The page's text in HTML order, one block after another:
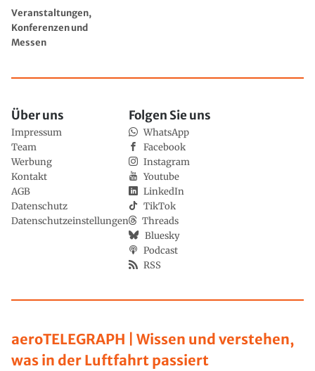
Veranstaltungen,
Konferenzen und
Messen
aeroTELEGRAPH | Wissen und verstehen,
was in der Luftfahrt passiert
Über uns
Impressum
Team
Werbung
Kontakt
AGB
Datenschutz
Datenschutzeinstellungen
Folgen Sie uns
WhatsApp
Facebook
Instagram
Youtube
LinkedIn
TikTok
Threads
Bluesky
Podcast
RSS